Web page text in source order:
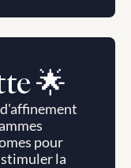
🌟
pour
la